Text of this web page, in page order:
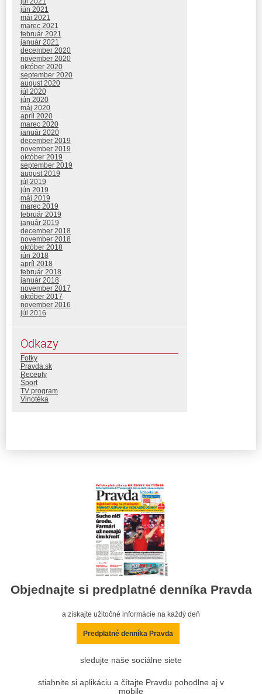
jún 2021
máj 2021
marec 2021
február 2021
január 2021
december 2020
november 2020
október 2020
september 2020
august 2020
júl 2020
jún 2020
máj 2020
apríl 2020
marec 2020
január 2020
december 2019
november 2019
október 2019
september 2019
august 2019
júl 2019
jún 2019
máj 2019
marec 2019
február 2019
január 2019
december 2018
november 2018
október 2018
jún 2018
apríl 2018
február 2018
január 2018
november 2017
október 2017
november 2016
júl 2016
Odkazy
Fotky
Pravda.sk
Recepty
Šport
TV program
Vinotéka
Objednajte si predplatné denníka Pravda
a získajte užitočné informácie na každý deň
Predplatné denníka Pravda
sledujte naše sociálne siete
stiahnite si aplikáciu a čítajte Pravdu pohodlne aj v
mobile